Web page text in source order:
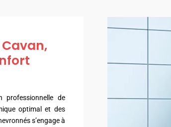
professionnelle de
optimal et des
s’engage à